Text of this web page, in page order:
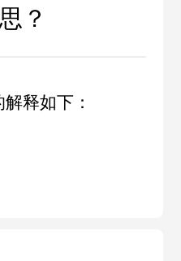
？
释如下：